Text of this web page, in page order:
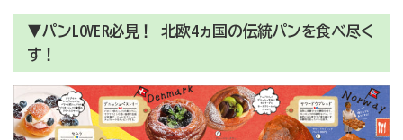
▼パンLOVER必見！ 北欧4ヵ国の伝統パンを食べ尽く
す！